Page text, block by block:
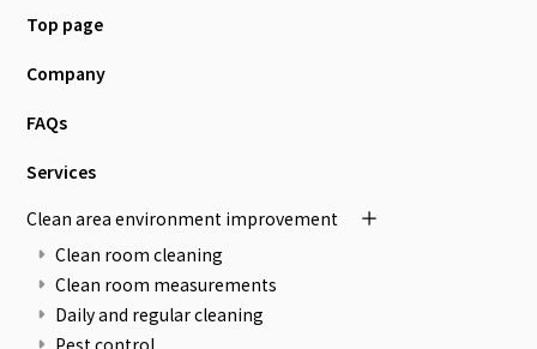
Top page
Company
FAQs
Services
Clean area environment improvement
Clean room cleaning
Clean room measurements
Daily and regular cleaning